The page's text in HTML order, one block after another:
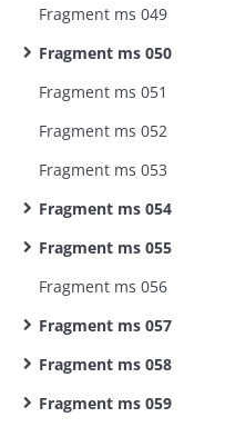
Fragment ms 049
Fragment ms 050
Fragment ms 051
Fragment ms 052
Fragment ms 053
Fragment ms 054
Fragment ms 055
Fragment ms 056
Fragment ms 057
Fragment ms 058
Fragment ms 059